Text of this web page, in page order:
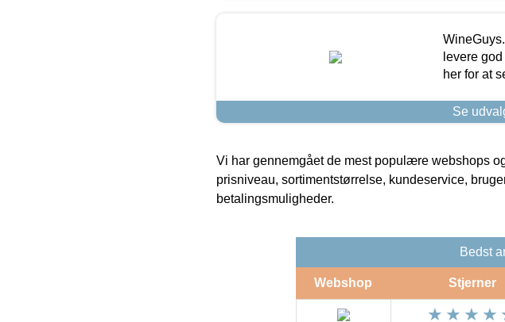
levere
her for at
Se
Vi har gennemgået de mest populære webshops
prisniveau, sortimentstørrelse, kundeservice,
betalingsmuligheder.
Bedst
Webshop Stjerner